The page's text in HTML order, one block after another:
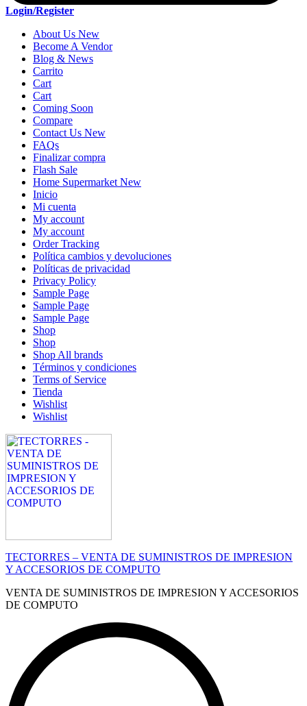
Login/Register
About Us New
Become A Vendor
Blog & News
Carrito
Cart
Cart
Coming Soon
Compare
Contact Us New
FAQs
Finalizar compra
Flash Sale
Home Supermarket New
Inicio
Mi cuenta
My account
My account
Order Tracking
Política cambios y devoluciones
Políticas de privacidad
Privacy Policy
Sample Page
Sample Page
Sample Page
Shop
Shop
Shop All brands
Términos y condiciones
Terms of Service
Tienda
Wishlist
Wishlist
TECTORRES – VENTA DE SUMINISTROS DE IMPRESION
Y ACCESORIOS DE COMPUTO
VENTA DE SUMINISTROS DE IMPRESION Y ACCESORIOS
DE COMPUTO